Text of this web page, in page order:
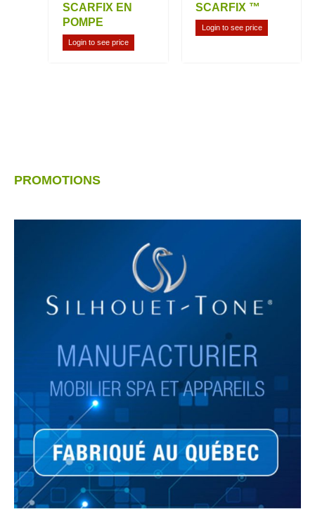
PROMOTIONS
SCARFIX EN
POMPE
Login to see price
SCARFIX ™
Login to see price